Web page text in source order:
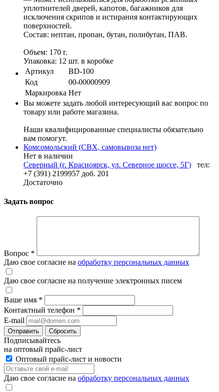
уплотнителей дверей, капотов, багажников для
исключения скрипов и истирания контактирующих
поверхностей.
Состав: нептан, пропан, бутан, полибутан, ПАВ.
Объем: 170 г.
Упаковка: 12 шт. в коробке
Артикул
BD-100
Код
00-00000909
Маркировка Нет
Вы можете задать любой интересующий вас вопрос по
товару или работе магазина.
Наши квалифицированные специалисты обязательно
вам помогут.
Комсомольский (СВХ, самовывоза нет)
Нет в наличии
Северный (г. Красноярск, ул. Северное шоссе, 5Г)
тел:
+7 (391) 2199957 доб. 201
Достаточно
Задать вопрос
Вопрос *
Даю свое согласие на обработку персональных данных
Даю свое согласие на получение электронных писем
Ваше имя *
Контактный телефон *
E-mail
Отправить Сбросить
Подписывайтесь
на оптовый прайс-лист
Оптовый прайс-лист и новости
Даю свое согласие на обработку персональных данных